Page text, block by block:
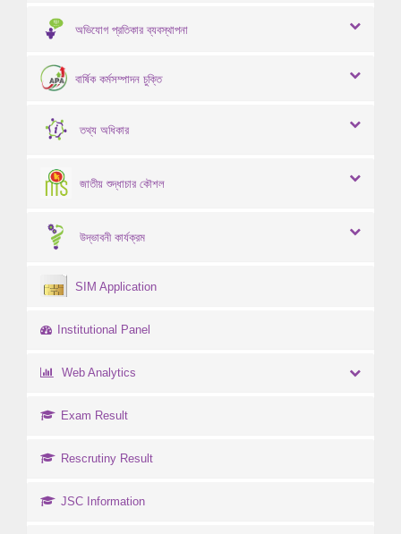
অভিযোগ প্রতিকার ব্যবস্থাপনা
বার্ষিক কর্মসম্পাদন চুক্তি
তথ্য অধিকার
জাতীয় শুদ্ধাচার কৌশল
উদ্ভাবনী কার্যক্রম
SIM Application
Institutional Panel
Web Analytics
Exam Result
Rescrutiny Result
JSC Information